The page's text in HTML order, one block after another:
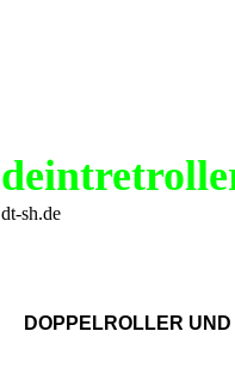
dt-sh.de
DOPPELROLLER